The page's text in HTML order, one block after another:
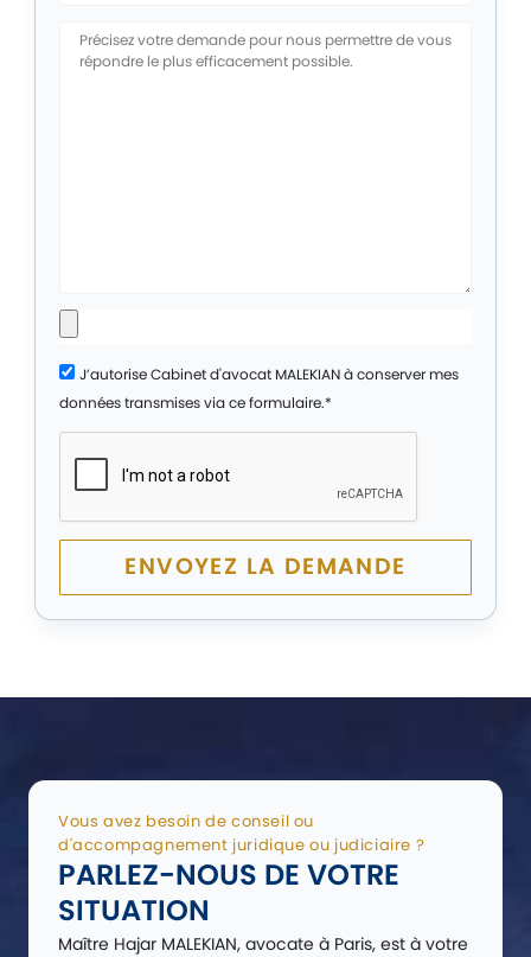
J’autorise Cabinet d'avocat MALEKIAN à conserver mes
données transmises via ce formulaire.*
ENVOYEZ LA DEMANDE
Vous avez besoin de conseil ou
d'accompagnement juridique ou judiciaire ?
PARLEZ-NOUS DE VOTRE
SITUATION
Maître Hajar MALEKIAN, avocate à Paris, est à votre